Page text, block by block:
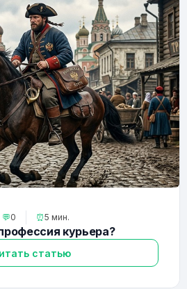
💬0 ⏰5 мин.
курьера?
статью